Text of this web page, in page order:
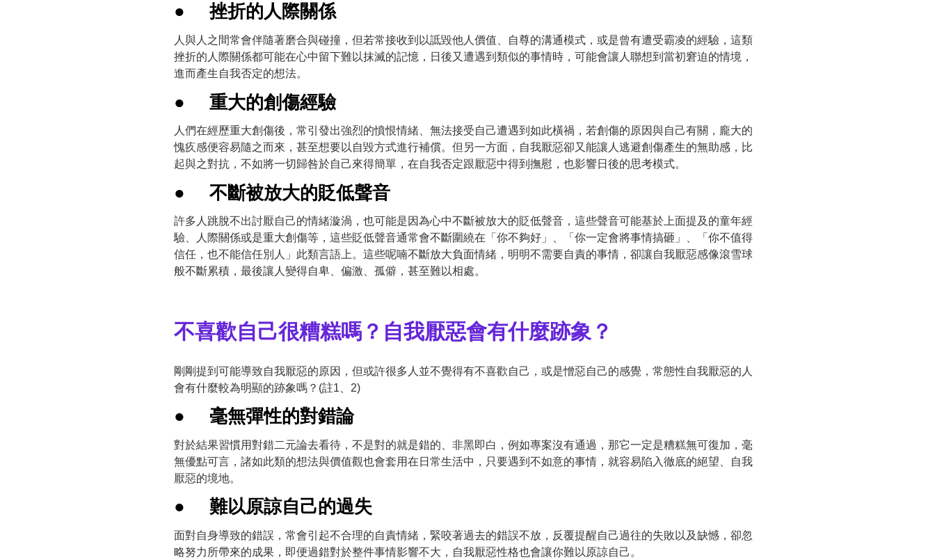
● 挫折的人際關係
人與人之間常會伴隨著磨合與碰撞，但若常接收到以詆毀他人價值、自尊的溝通模式，或是曾有遭受霸凌的經驗，這類
挫折的人際關係都可能在心中留下難以抹滅的記憶，日後又遭遇到類似的事情時，可能會讓人聯想到當初窘迫的情境，
進而產生自我否定的想法。
● 重大的創傷經驗
人們在經歷重大創傷後，常引發出強烈的憤恨情緒、無法接受自己遭遇到如此橫禍，若創傷的原因與自己有關，龐大的
愧疚感便容易隨之而來，甚至想要以自毀方式進行補償。但另一方面，自我厭惡卻又能讓人逃避創傷產生的無助感，比
起與之對抗，不如將一切歸咎於自己來得簡單，在自我否定跟厭惡中得到撫慰，也影響日後的思考模式。
● 不斷被放大的貶低聲音
許多人跳脫不出討厭自己的情緒漩渦，也可能是因為心中不斷被放大的貶低聲音，這些聲音可能基於上面提及的童年經
驗、人際關係或是重大創傷等，這些貶低聲音通常會不斷圍繞在「你不夠好」、「你一定會將事情搞砸」、「你不值得
信任，也不能信任別人」此類言語上。這些呢喃不斷放大負面情緒，明明不需要自責的事情，卻讓自我厭惡感像滾雪球
般不斷累積，最後讓人變得自卑、偏激、孤僻，甚至難以相處。
不喜歡自己很糟糕嗎？自我厭惡會有什麼跡象？
剛剛提到可能導致自我厭惡的原因，但或許很多人並不覺得有不喜歡自己，或是憎惡自己的感覺，常態性自我厭惡的人
會有什麼較為明顯的跡象嗎？(註1、2)
● 毫無彈性的對錯論
對於結果習慣用對錯二元論去看待，不是對的就是錯的、非黑即白，例如專案沒有通過，那它一定是糟糕無可復加，毫
無優點可言，諸如此類的想法與價值觀也會套用在日常生活中，只要遇到不如意的事情，就容易陷入徹底的絕望、自我
厭惡的境地。
● 難以原諒自己的過失
面對自身導致的錯誤，常會引起不合理的自責情緒，緊咬著過去的錯誤不放，反覆提醒自己過往的失敗以及缺憾，卻忽
略努力所帶來的成果，即便過錯對於整件事情影響不大，自我厭惡性格也會讓你難以原諒自己。